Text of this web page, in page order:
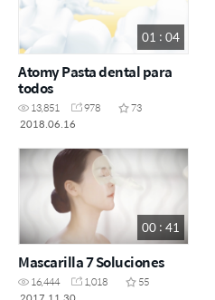
01 : 04
Atomy Pasta dental para
todos
13,851 978
73
2018.06.16
00 : 41
Mascarilla 7 Soluciones
16,444 1,018
55